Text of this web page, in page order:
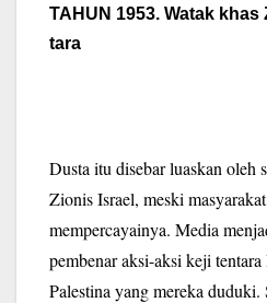
TAHUN 1953. Watak
tara
Dusta itu disebar luaskan oleh
Zionis Israel, meski
mempercayainya. Media
pembenar aksi-aksi keji
Palestina yang mereka